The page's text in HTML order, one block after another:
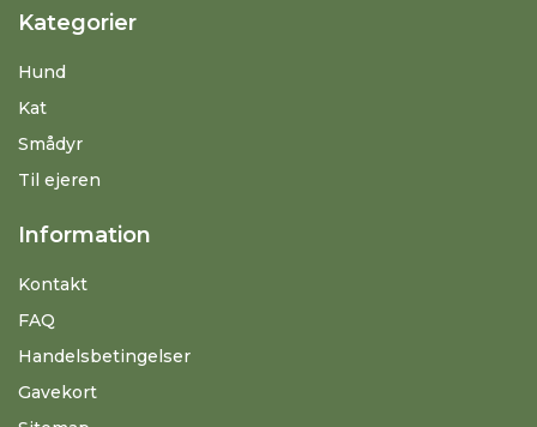
Kategorier
Hund
Kat
Smådyr
Til ejeren
Information
Kontakt
FAQ
Handelsbetingelser
Gavekort